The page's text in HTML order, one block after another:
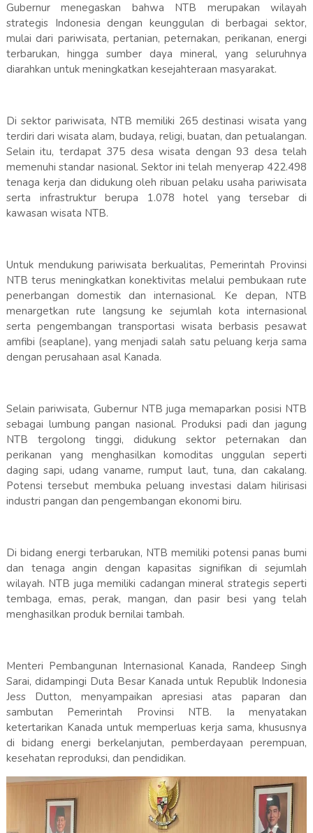
Gubernur menegaskan bahwa NTB merupakan wilayah
strategis Indonesia dengan keunggulan di berbagai sektor,
mulai dari pariwisata, pertanian, peternakan, perikanan, energi
terbarukan, hingga sumber daya mineral, yang seluruhnya
diarahkan untuk meningkatkan kesejahteraan masyarakat.
Di sektor pariwisata, NTB memiliki 265 destinasi wisata yang
terdiri dari wisata alam, budaya, religi, buatan, dan petualangan.
Selain itu, terdapat 375 desa wisata dengan 93 desa telah
memenuhi standar nasional. Sektor ini telah menyerap 422.498
tenaga kerja dan didukung oleh ribuan pelaku usaha pariwisata
serta infrastruktur berupa 1.078 hotel yang tersebar di
kawasan wisata NTB.
Untuk mendukung pariwisata berkualitas, Pemerintah Provinsi
NTB terus meningkatkan konektivitas melalui pembukaan rute
penerbangan domestik dan internasional. Ke depan, NTB
menargetkan rute langsung ke sejumlah kota internasional
serta pengembangan transportasi wisata berbasis pesawat
amfibi (seaplane), yang menjadi salah satu peluang kerja sama
dengan perusahaan asal Kanada.
Selain pariwisata, Gubernur NTB juga memaparkan posisi NTB
sebagai lumbung pangan nasional. Produksi padi dan jagung
NTB tergolong tinggi, didukung sektor peternakan dan
perikanan yang menghasilkan komoditas unggulan seperti
daging sapi, udang vaname, rumput laut, tuna, dan cakalang.
Potensi tersebut membuka peluang investasi dalam hilirisasi
industri pangan dan pengembangan ekonomi biru.
Di bidang energi terbarukan, NTB memiliki potensi panas bumi
dan tenaga angin dengan kapasitas signifikan di sejumlah
wilayah. NTB juga memiliki cadangan mineral strategis seperti
tembaga, emas, perak, mangan, dan pasir besi yang telah
menghasilkan produk bernilai tambah.
Menteri Pembangunan Internasional Kanada, Randeep Singh
Sarai, didampingi Duta Besar Kanada untuk Republik Indonesia
Jess Dutton, menyampaikan apresiasi atas paparan dan
sambutan Pemerintah Provinsi NTB. Ia menyatakan
ketertarikan Kanada untuk memperluas kerja sama, khususnya
di bidang energi berkelanjutan, pemberdayaan perempuan,
kesehatan reproduksi, dan pendidikan.